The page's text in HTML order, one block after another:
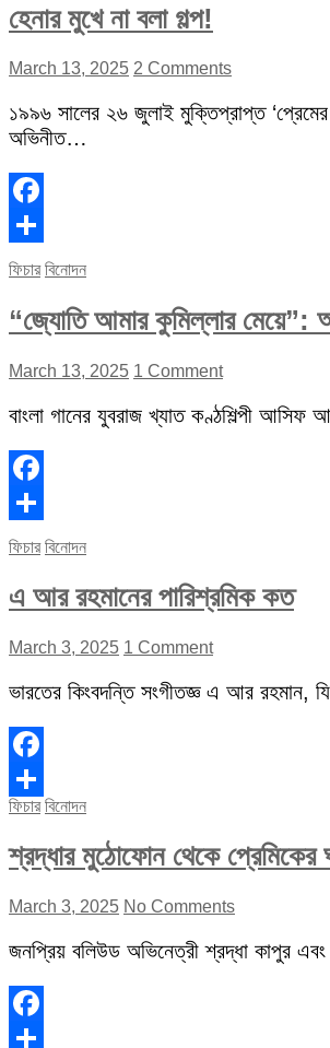
হেনার মুখে না বলা গল্প!
March 13, 2025 2 Comments
১৯৯৬ সালের ২৬ জুলাই মুক্তিপ্রাপ্ত ‘প্রেমের
অভিনীত…
Facebook
Share
ফিচার বিনোদন
“জ্যোতি আমার কুমিল্লার
March 13, 2025 1 Comment
বাংলা গানের যুবরাজ খ্যাত কণ্ঠশিল্পী আসিফ
Facebook
Share
ফিচার বিনোদন
এ আর রহমানের পারিশ্রমিক কত
March 3, 2025 1 Comment
ভারতের কিংবদন্তি সংগীতজ্ঞ এ আর রহমান,
Facebook
Share
ফিচার বিনোদন
শ্রদ্ধার মুঠোফোন থেকে প্রেমিকের
March 3, 2025 No Comments
জনপ্রিয় বলিউড অভিনেত্রী শ্রদ্ধা কাপুর এবং
Facebook